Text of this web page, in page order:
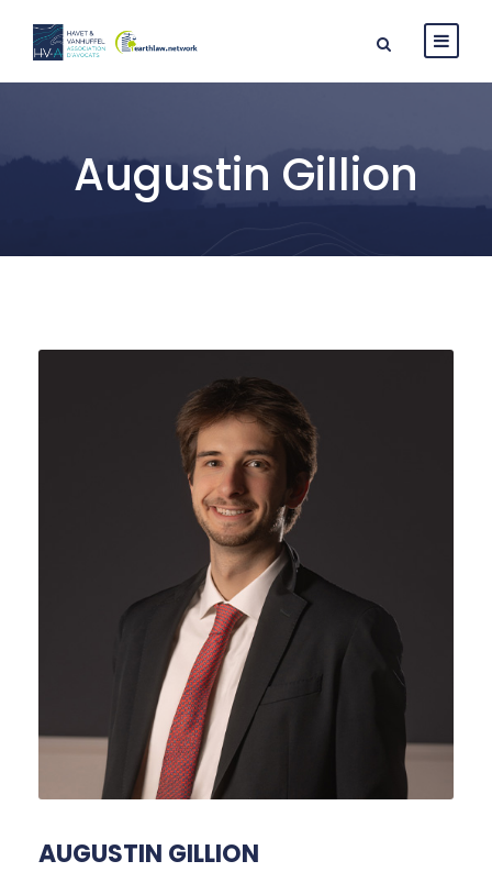
Augustin Gillion
AUGUSTIN GILLION